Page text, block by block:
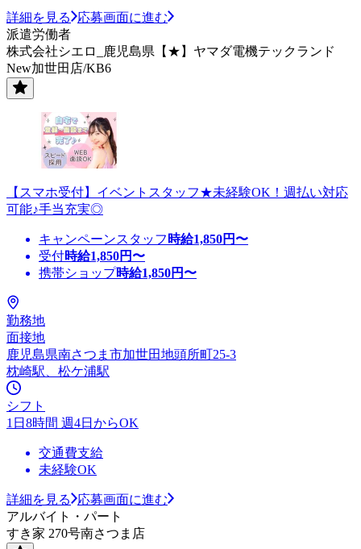
詳細を見る
応募画面に進む
派遣労働者
株式会社シエロ_鹿児島県【★】ヤマダ電機テックランド
New加世田店/KB6
【スマホ受付】イベントスタッフ★未経験OK！週払い対応
可能♪手当充実◎
キャンペーンスタッフ 時給1,850円〜
受付時給1,850円〜
携帯ショップ時給1,850円〜
勤務地
面接地
鹿児島県南さつま市加世田地頭所町25-3
枕崎駅、松ケ浦駅
シフト
1日8時間 週4日からOK
交通費支給
未経験OK
詳細を見る
応募画面に進む
アルバイト・パート
すき家 270号南さつま店